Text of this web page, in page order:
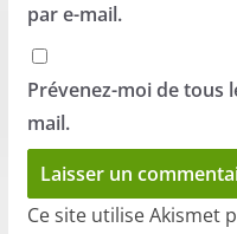
par e-mail.
Prévenez-moi de tous
mail.
Ce site utilise Akismet